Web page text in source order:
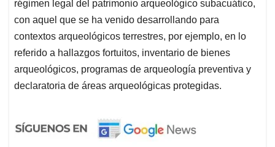
régimen legal del patrimonio arqueológico subacuático,
con aquel que se ha venido desarrollando para
contextos arqueológicos terrestres, por ejemplo, en lo
referido a hallazgos fortuitos, inventario de bienes
arqueológicos, programas de arqueología preventiva y
declaratoria de áreas arqueológicas protegidas.